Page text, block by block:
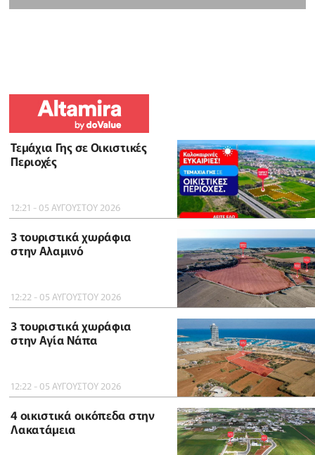
Τεμάχια Γης σε Οικιστικές
Περιοχές
12:21 - 05 ΑΥΓΟΥΣΤΟΥ 2026
3 τουριστικά χωράφια
στην Αλαμινό
12:22 - 05 ΑΥΓΟΥΣΤΟΥ 2026
3 τουριστικά χωράφια
στην Αγία Νάπα
12:22 - 05 ΑΥΓΟΥΣΤΟΥ 2026
4 οικιστικά οικόπεδα στην
Λακατάμεια